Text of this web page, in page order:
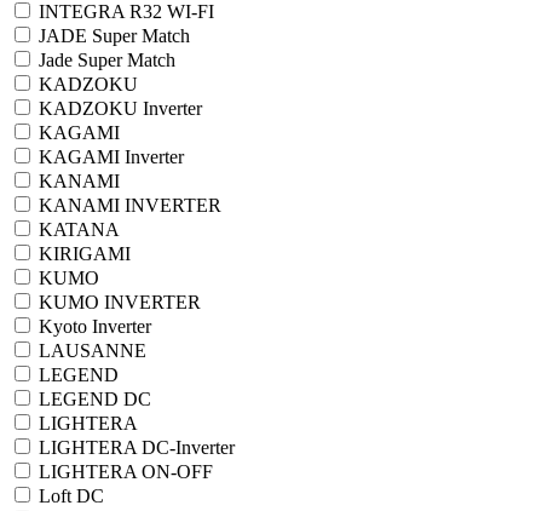
INTEGRA R32 WI-FI
JADE Super Match
Jade Super Match
KADZOKU
KADZOKU Inverter
KAGAMI
KAGAMI Inverter
KANAMI
KANAMI INVERTER
KATANA
KIRIGAMI
KUMO
KUMO INVERTER
Kyoto Inverter
LAUSANNE
LEGEND
LEGEND DC
LIGHTERA
LIGHTERA DC-Inverter
LIGHTERA ON-OFF
Loft DC